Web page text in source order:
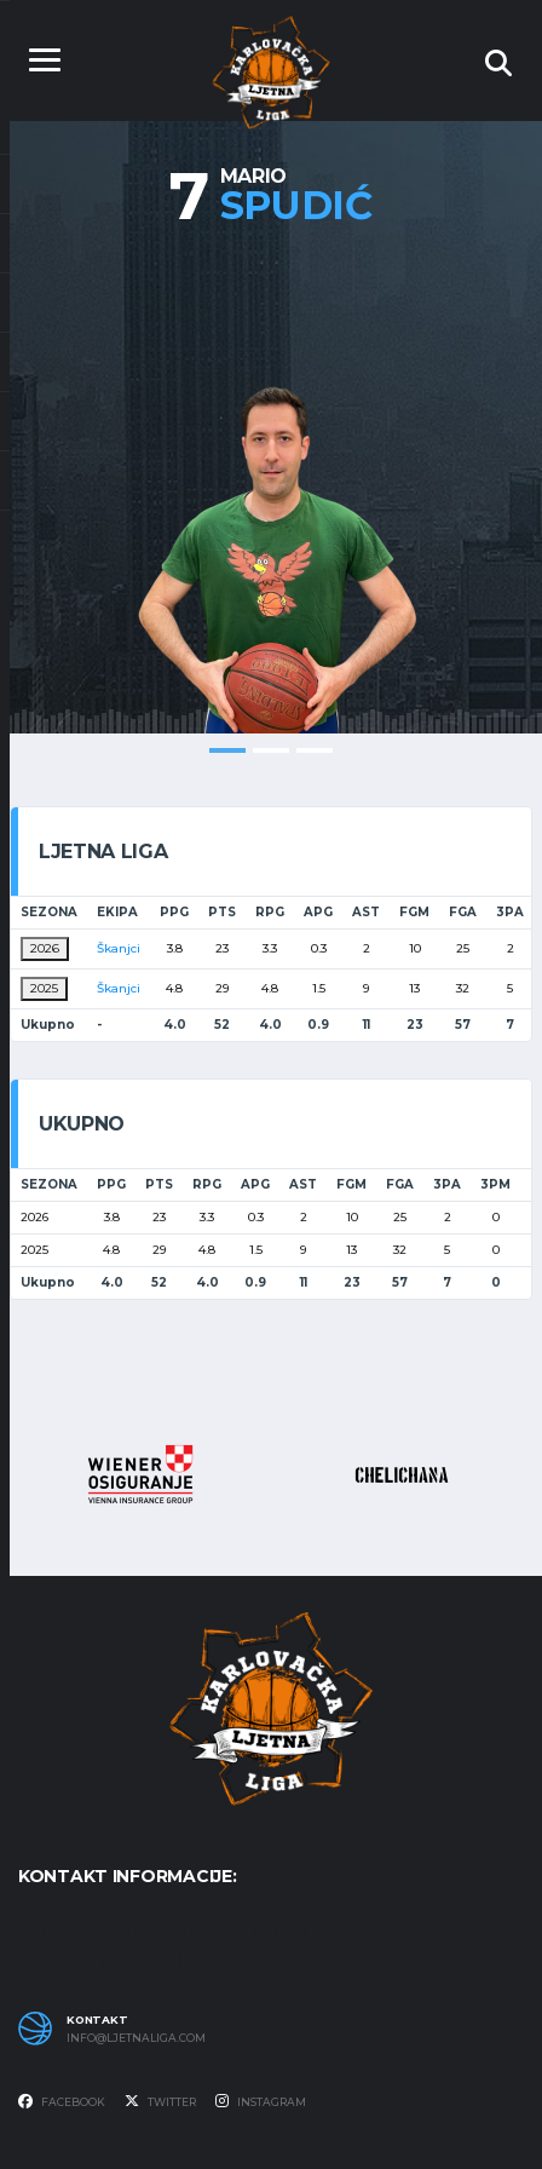
7 MARIO
SPUDIĆ
LJETNA LIGA
SEZONA EKIPA PPG PTS RPG APG AST FGM FGA 3PA
2026 Škanjci 3.8 23 3.3 0.3 2 10 25 2
2025 Škanjci 4.8 29 4.8 1.5 9 13 32 5
Ukupno - 4.0 52 4.0 0.9 11 23 57 7
UKUPNO
SEZONA PPG PTS RPG APG AST FGM FGA 3PA 3PM
2026 3.8 23 3.3 0.3 2 10 25 2 0
2025 4.8 29 4.8 1.5 9 13 32 5 0
Ukupno 4.0 52 4.0 0.9 11 23 57 7 0
KONTAKT INFORMACIJE:
KONTAKT
INFO@LJETNALIGA.COM
FACEBOOK TWITTER INSTAGRAM